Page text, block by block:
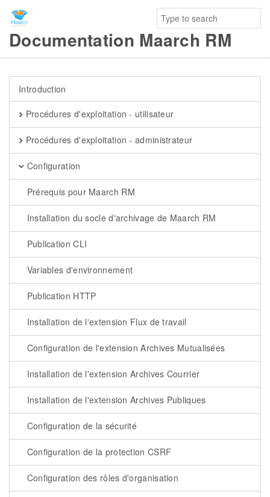
Documentation Maarch RM
Introduction
Procédures d'exploitation - utilisateur
Procédures d'exploitation - administrateur
Configuration
Prérequis pour Maarch RM
Installation du socle d'archivage de Maarch RM
Publication CLI
Variables d'environnement
Publication HTTP
Installation de l'extension Flux de travail
Configuration de l'extension Archives Mutualisées
Installation de l'extension Archives Courrier
Installation de l'extension Archives Publiques
Configuration de la sécurité
Configuration de la protection CSRF
Configuration des rôles d'organisation